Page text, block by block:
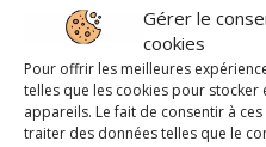
Gérer le
cookies
Pour offrir les meilleures
telles que les cookies pour
appareils. Le fait de consentir à
traiter des données telles que le
Après cette séance
chaud attendait nos